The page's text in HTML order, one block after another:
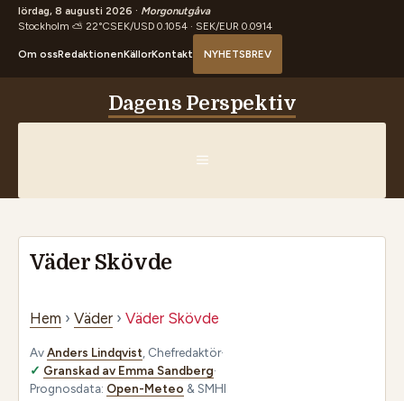
lördag, 8 augusti 2026 · Morgonutgåva
Stockholm ⛅ 22°CSEK/USD 0.1054 · SEK/EUR 0.0914
Om ossRedaktionenKällorKontakt NYHETSBREV
Dagens Perspektiv
MENY
Väder Skövde
Hem › Väder › Väder Skövde
AvAnders Lindqvist , Chefredaktör·
Granskad av Emma Sandberg·
Prognosdata: Open-Meteo & SMHI